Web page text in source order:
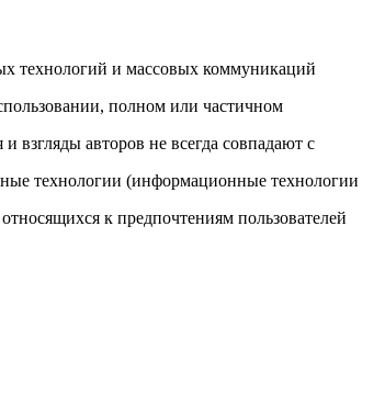
технологий и массовых коммуникаций
полном или частичном
взгляды авторов не всегда совпадают с
технологии (информационные технологии
к предпочтениям пользователей